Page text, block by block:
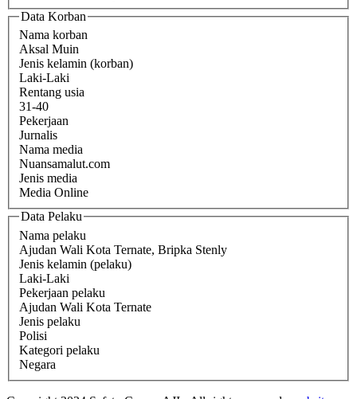
Data Korban
Nama korban
Aksal Muin
Jenis kelamin (korban)
Laki-Laki
Rentang usia
31-40
Pekerjaan
Jurnalis
Nama media
Nuansamalut.com
Jenis media
Media Online
Data Pelaku
Nama pelaku
Ajudan Wali Kota Ternate, Bripka Stenly
Jenis kelamin (pelaku)
Laki-Laki
Pekerjaan pelaku
Ajudan Wali Kota Ternate
Jenis pelaku
Polisi
Kategori pelaku
Negara